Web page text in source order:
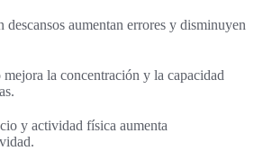
descansos aumentan errores y disminuyen
la concentración y la capacidad
y actividad física aumenta